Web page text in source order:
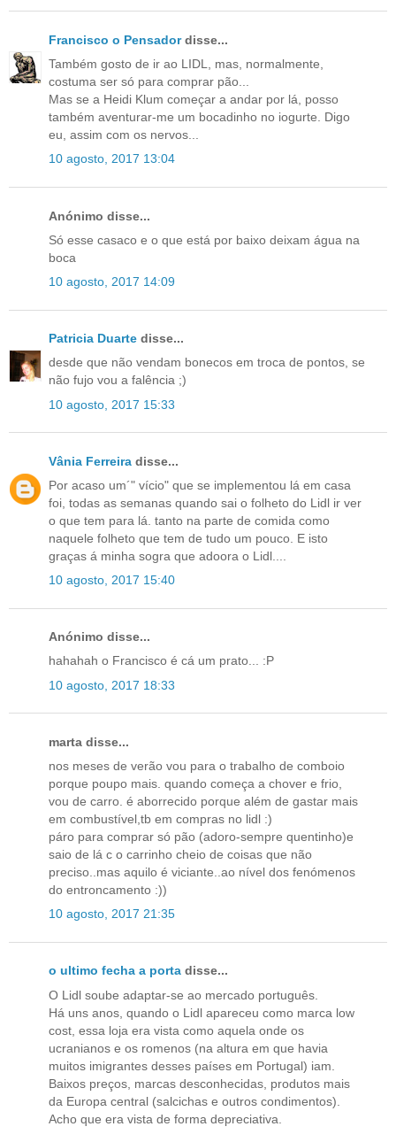
Francisco o Pensadordisse...
Também gosto de ir ao LIDL, mas, normalmente,
costuma ser só para comprar pão...
Mas se a Heidi Klum começar a andar por lá, posso
também aventurar-me um bocadinho no iogurte. Digo
eu, assim com os nervos...
10 agosto, 2017 13:04
Anónimo disse...
Só esse casaco e o que está por baixo deixam água na
boca
10 agosto, 2017 14:09
Patricia Duarte disse...
desde que não vendam bonecos em troca de pontos, se
não fujo vou a falência ;)
10 agosto, 2017 15:33
Vânia Ferreira disse...
Por acaso um´" vício" que se implementou lá em casa
foi, todas as semanas quando sai o folheto do Lidl ir ver
o que tem para lá. tanto na parte de comida como
naquele folheto que tem de tudo um pouco. E isto
graças á minha sogra que adoora o Lidl....
10 agosto, 2017 15:40
Anónimo disse...
hahahah o Francisco é cá um prato... :P
10 agosto, 2017 18:33
marta disse...
nos meses de verão vou para o trabalho de comboio
porque poupo mais. quando começa a chover e frio,
vou de carro. é aborrecido porque além de gastar mais
em combustível,tb em compras no lidl :)
páro para comprar só pão (adoro-sempre quentinho)e
saio de lá c o carrinho cheio de coisas que não
preciso..mas aquilo é viciante..ao nível dos fenómenos
do entroncamento :))
10 agosto, 2017 21:35
o ultimo fecha a porta disse...
O Lidl soube adaptar-se ao mercado português.
Há uns anos, quando o Lidl apareceu como marca low
cost, essa loja era vista como aquela onde os
ucranianos e os romenos (na altura em que havia
muitos imigrantes desses países em Portugal) iam.
Baixos preços, marcas desconhecidas, produtos mais
da Europa central (salcichas e outros condimentos).
Acho que era vista de forma depreciativa.